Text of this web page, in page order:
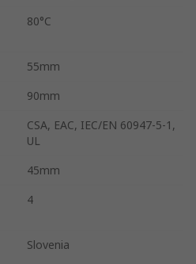
80°C
55mm
90mm
CSA, EAC, IEC/EN 60947-5-1,
UL
45mm
4
Slovenia